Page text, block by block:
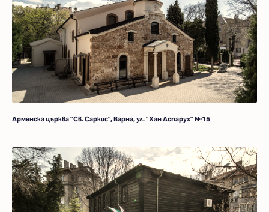
Арменска църква "Св. Саркис", Варна, ул. "Хан Аспарух" №15